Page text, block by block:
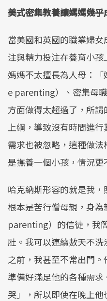
美式密集教養讓媽媽幾乎
當美國和英國的職業婦
注與精力投注在養育小
媽媽不太擅長為人母：
e parenting）、密集母
方面做得太超過了，所
上綱，導致沒有時間進
需求也被忽略，這種做
是撫養一個小孩，情況更
哈克納斯形容的就是我
根本是苦行僧母親，身
parenting）的信徒，我
肚。我可以連續數天不
之前，我甚至不常出門
準備好滿足他的各種需
哭」，所以即使在晚上